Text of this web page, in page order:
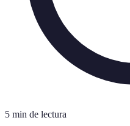
5 min de lectura